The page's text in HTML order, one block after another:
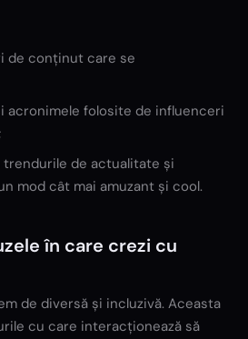
de conținut care se
acronimele folosite de influenceri
trendurile de actualitate și
mod cât mai amuzant și cool.
în care crezi cu
de diversă și incluzivă. Aceasta
cu care interacționează să